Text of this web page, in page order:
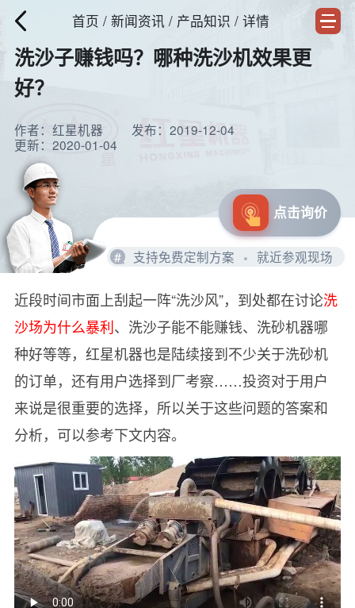
首页 / 新闻资讯 / 产品知识 / 详情
洗沙子赚钱吗？哪种洗沙机效果更
好？
作者：红星机器
发布：2019-12-04
更新：2020-01-04
点击询价
# 支持免费定制方案 就近参观现场
近段时间市面上刮起一阵“洗沙风”，到处都在讨论洗
沙场为什么暴利、洗沙子能不能赚钱、洗砂机器哪
种好等等，红星机器也是陆续接到不少关于洗砂机
的订单，还有用户选择到厂考察……投资对于用户
来说是很重要的选择，所以关于这些问题的答案和
分析，可以参考下文内容。